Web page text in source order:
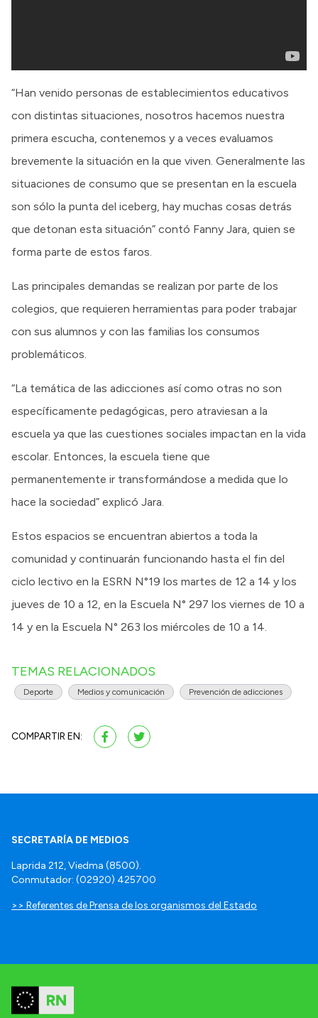
“Han venido personas de establecimientos educativos
con distintas situaciones, nosotros hacemos nuestra
primera escucha, contenemos y a veces evaluamos
brevemente la situación en la que viven. Generalmente las
situaciones de consumo que se presentan en la escuela
son sólo la punta del iceberg, hay muchas cosas detrás
que detonan esta situación” contó Fanny Jara, quien se
forma parte de estos faros.
Las principales demandas se realizan por parte de los
colegios, que requieren herramientas para poder trabajar
con sus alumnos y con las familias los consumos
problemáticos.
“La temática de las adicciones así como otras no son
específicamente pedagógicas, pero atraviesan a la
escuela ya que las cuestiones sociales impactan en la vida
escolar. Entonces, la escuela tiene que
permanentemente ir transformándose a medida que lo
hace la sociedad” explicó Jara.
Estos espacios se encuentran abiertos a toda la
comunidad y continuarán funcionando hasta el fin del
ciclo lectivo en la ESRN N°19 los martes de 12 a 14 y los
jueves de 10 a 12, en la Escuela N° 297 los viernes de 10 a
14 y en la Escuela N° 263 los miércoles de 10 a 14.
TEMAS RELACIONADOS
Deporte Medios y comunicación Prevención de adicciones
COMPARTIR EN:
SECRETARÍA DE MEDIOS
Laprida 212, Viedma (8500).
Conmutador: (02920) 425700
>> Referentes de Prensa de los organismos del Estado